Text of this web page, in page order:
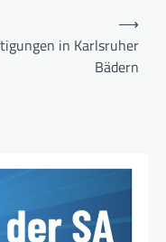
in Karlsruher
Bädern
⟶